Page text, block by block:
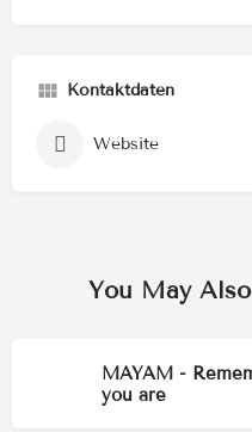
Kontaktdaten
Website
You May
MAYAM -
you are